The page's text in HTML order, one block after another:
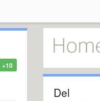
+10
Del